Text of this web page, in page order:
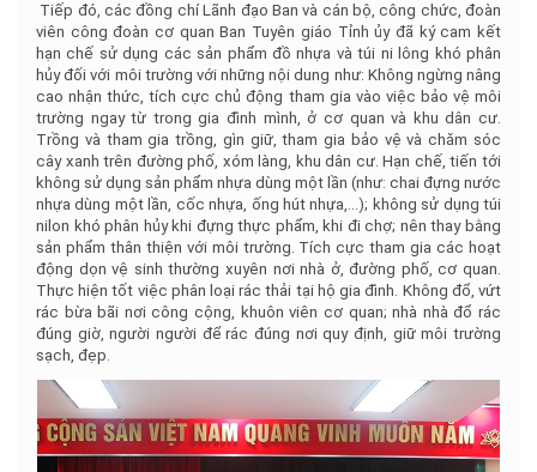
Tiếp đó, các đồng chí Lãnh đạo Ban và cán bộ, công chức, đoàn
viên công đoàn cơ quan Ban Tuyên giáo Tỉnh ủy đã ký cam kết
hạn chế sử dụng các sản phẩm đồ nhựa và túi ni lông khó phân
hủy đối với môi trường với những nội dung như: Không ngừng nâng
cao nhận thức, tích cực chủ động tham gia vào việc bảo vệ môi
trường ngay từ trong gia đình mình, ở cơ quan và khu dân cư.
Trồng và tham gia trồng, gìn giữ, tham gia bảo vệ và chăm sóc
cây xanh trên đường phố, xóm làng, khu dân cư. Hạn chế, tiến tới
không sử dụng sản phẩm nhựa dùng một lần (như: chai đựng nước
nhựa dùng một lần, cốc nhựa, ống hút nhựa,…); không sử dụng túi
nilon khó phân hủy khi đựng thực phẩm, khi đi chợ; nên thay bằng
sản phẩm thân thiện với môi trường. Tích cực tham gia các hoạt
động dọn vệ sinh thường xuyên nơi nhà ở, đường phố, cơ quan.
Thực hiện tốt việc phân loại rác thải tại hộ gia đình. Không đổ, vứt
rác bừa bãi nơi công cộng, khuôn viên cơ quan; nhà nhà đổ rác
đúng giờ, người người để rác đúng nơi quy định, giữ môi trường
sạch, đẹp.